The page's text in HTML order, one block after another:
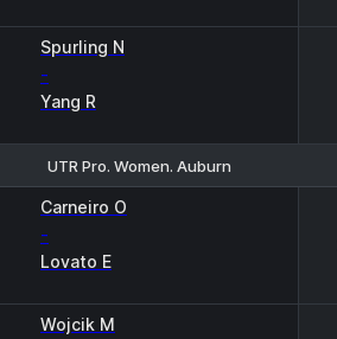
Spurling N
-
Yang R
UTR Pro. Women. Auburn
Carneiro O
-
Lovato E
Wojcik M